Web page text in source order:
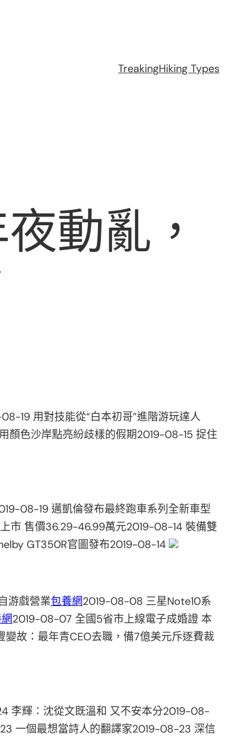
TreakingHiking Types
動亂，
19 用對技能從“白本初哥”進階游玩達人
顏色沙岸點亮紛歧樣的假期2019-08-15 捉住
08-19 邁凱倫發布最終跑車系列全新車型
市 售價36.29-46.99萬元2019-08-14 裝備雙
GT350R官圖發布2019-08-14
游戲營業包養網2019-08-08 三星Note10系
2019-08-07 全國5省市上線電子成婚證 本
故：最年青CEO去職，備7億美元斥逐費裁
李輝：沈從文既溫和 又不安本分2019-08-
一個最想當詩人的翻譯家2019-08-23 深信